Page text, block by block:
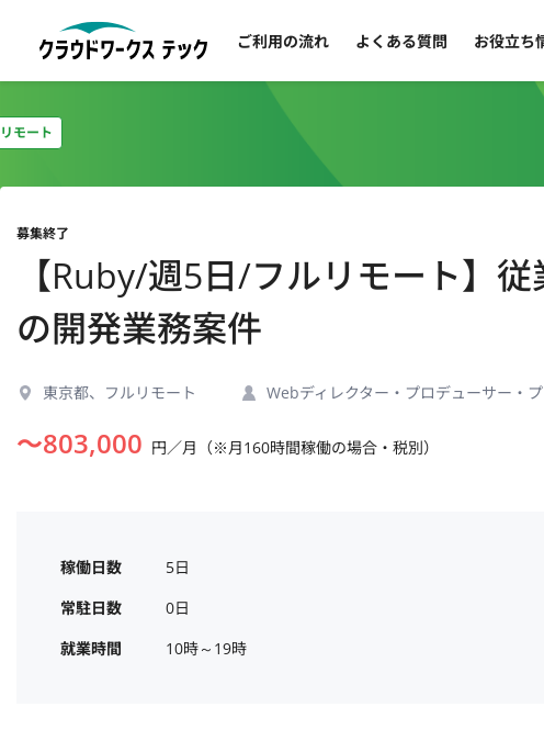
ご利用の流れ よくある質問 お役立ち
モート
募集終了
【Ruby/週5日/フルリモート】
の開発業務案件
東京都、フルリモート Webディレクター・プロデューサー・
〜803,000 円／月（※月160時間稼働の場合・税別）
稼働日数
5日
常駐日数
0日
就業時間
10時～19時